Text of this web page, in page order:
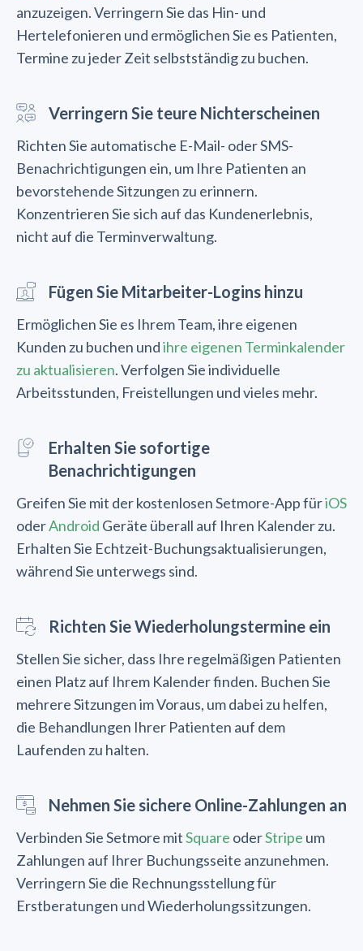
anzuzeigen. Verringern Sie das Hin- und
Hertelefonieren und ermöglichen Sie es Patienten,
Termine zu jeder Zeit selbstständig zu buchen.
Verringern Sie teure Nichterscheinen
Richten Sie automatische E-Mail- oder SMS-
Benachrichtigungen ein, um Ihre Patienten an
bevorstehende Sitzungen zu erinnern.
Konzentrieren Sie sich auf das Kundenerlebnis,
nicht auf die Terminverwaltung.
Fügen Sie Mitarbeiter-Logins hinzu
Ermöglichen Sie es Ihrem Team, ihre eigenen
Kunden zu buchen undihre eigenen Terminkalender
zu aktualisieren. Verfolgen Sie individuelle
Arbeitsstunden, Freistellungen und vieles mehr.
Erhalten Sie sofortige
Benachrichtigungen
Greifen Sie mit der kostenlosen Setmore-App füriOS
oderAndroid Geräte überall auf Ihren Kalender zu.
Erhalten Sie Echtzeit-Buchungsaktualisierungen,
während Sie unterwegs sind.
Richten Sie Wiederholungstermine ein
Stellen Sie sicher, dass Ihre regelmäßigen Patienten
einen Platz auf Ihrem Kalender finden. Buchen Sie
mehrere Sitzungen im Voraus, um dabei zu helfen,
die Behandlungen Ihrer Patienten auf dem
Laufenden zu halten.
Nehmen Sie sichere Online-Zahlungen an
Verbinden Sie Setmore mitSquare oderStripe um
Zahlungen auf Ihrer Buchungsseite anzunehmen.
Verringern Sie die Rechnungsstellung für
Erstberatungen und Wiederholungssitzungen.